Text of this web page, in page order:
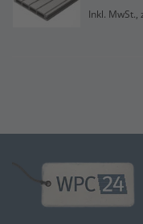
Inkl. MwSt.,